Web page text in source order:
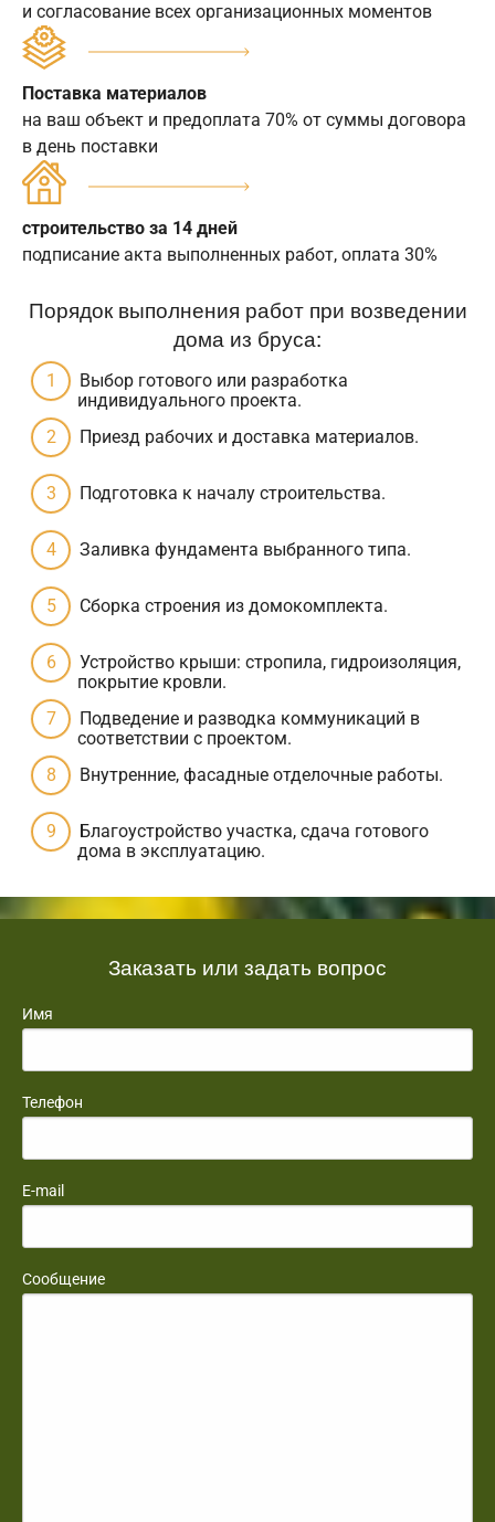
и согласование всех организационных моментов
Поставка материалов
на ваш объект и предоплата 70% от суммы договора
в день поставки
строительство за 14 дней
подписание акта выполненных работ, оплата 30%
Порядок выполнения работ при возведении
дома из бруса:
Выбор готового или разработка
индивидуального проекта.
Приезд рабочих и доставка материалов.
Подготовка к началу строительства.
Заливка фундамента выбранного типа.
Сборка строения из домокомплекта.
Устройство крыши: стропила, гидроизоляция,
покрытие кровли.
Подведение и разводка коммуникаций в
соответствии с проектом.
Внутренние, фасадные отделочные работы.
Благоустройство участка, сдача готового
дома в эксплуатацию.
Заказать или задать вопрос
Имя
Телефон
E-mail
Сообщение